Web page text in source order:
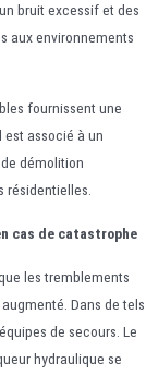
bruit excessif et des
aux environnements
fournissent une
est associé à un
démolition
résidentielles.
cas de catastrophe
les tremblements
Dans de tels
de secours. Le
hydraulique se